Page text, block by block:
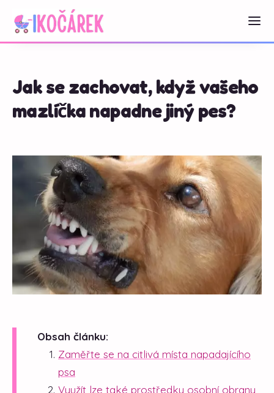
Jak se zachovat, když vašeho
mazlíčka napadne jiný pes?
Obsah článku:
Zaměřte se na citlivá místa napadajícího
psa
Využít lze také prostředky osobní obrany